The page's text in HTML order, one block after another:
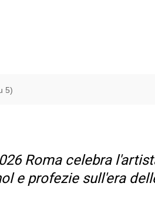
5)
Roma celebra
e profezie sull'era